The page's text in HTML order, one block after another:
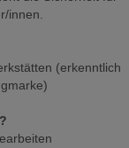
innen.
(erkenntlich